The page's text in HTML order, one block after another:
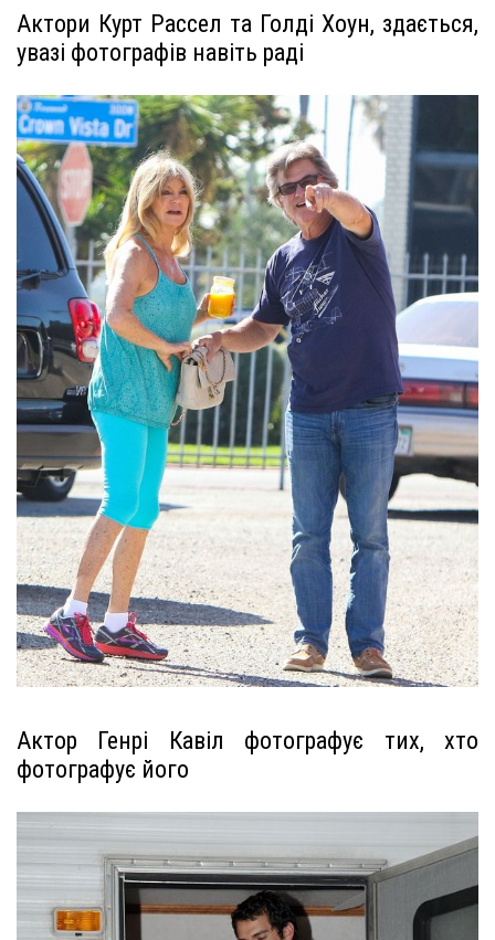
Актори Курт Рассел та Голді Хоун, здається,
увазі фотографів навіть раді
Актор Генрі Кавіл фотографує тих, хто
фотографує його